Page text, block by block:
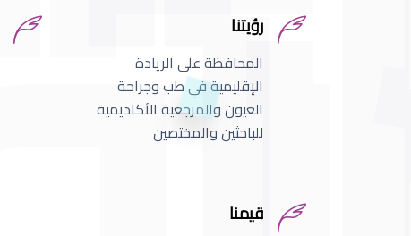
رؤيتنا
المحافظة على الريادة
الإقليمية في طب وجراحة
العيون والمرجعية الأكاديمية
للباحثين والمختصين
قيمنا